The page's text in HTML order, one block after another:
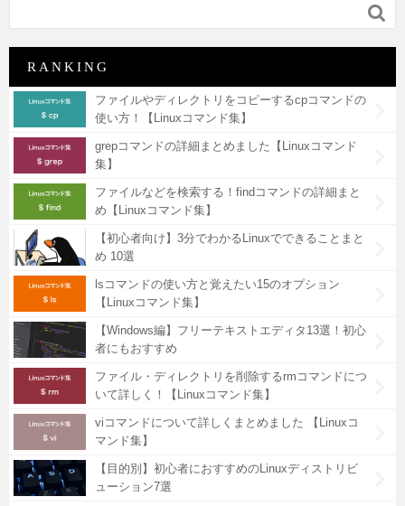

RANKING
ファイルやディレクトリをコピーするcpコマンドの
使い方！【Linuxコマンド集】
grepコマンドの詳細まとめました【Linuxコマンド
集】
ファイルなどを検索する！findコマンドの詳細まと
め【Linuxコマンド集】
【初心者向け】3分でわかるLinuxでできることまと
め 10選
lsコマンドの使い方と覚えたい15のオプション
【Linuxコマンド集】
【Windows編】フリーテキストエディタ13選！初心
者にもおすすめ
ファイル・ディレクトリを削除するrmコマンドにつ
いて詳しく！【Linuxコマンド集】
viコマンドについて詳しくまとめました 【Linuxコ
マンド集】
【目的別】初心者におすすめのLinuxディストリビ
ューション7選